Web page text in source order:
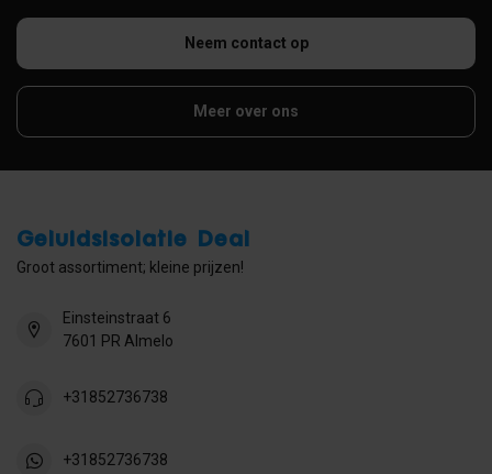
Neem contact op
Meer over ons
Geluidsisolatie Deal
Groot assortiment; kleine prijzen!
Einsteinstraat 6
7601 PR Almelo
+31852736738
+31852736738